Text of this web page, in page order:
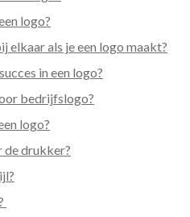
logo?
elkaar als je een logo maakt?
in een logo?
bedrijfslogo?
logo?
de drukker?